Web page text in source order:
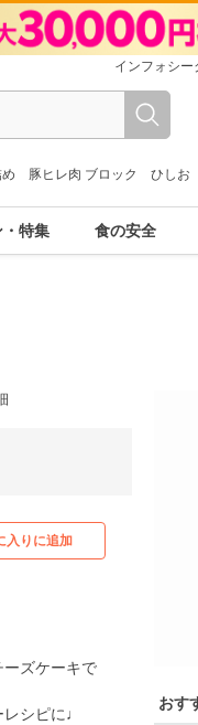
インフォシー
豚ヒレ肉 ブロック ひしお
特集 食の安全
入りに追加
ズケーキで
シピに♩
おす